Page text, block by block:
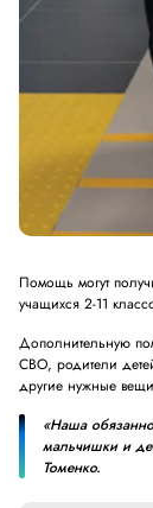
Помощь могут
учащихся 2-11
Дополнительную
СВО, родители
другие нужные
«Наша
мальчишки и
Томенко.